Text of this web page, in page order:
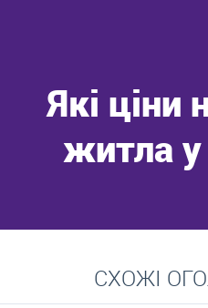
Які ціни
житла у
Середні ціни на
СХОЖІ